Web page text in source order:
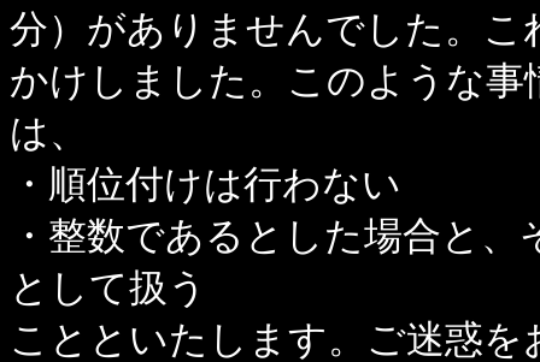
分）がありませんでした。
かけしました。このような
は、
・順位付けは行わない
・整数であるとした場合と
として扱う
ことといたします。ご迷惑